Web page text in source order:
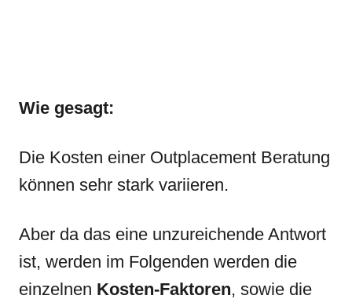
Wie gesagt:
Die Kosten einer Outplacement Beratung
können sehr stark variieren.
Aber da das eine unzureichende Antwort
ist, werden im Folgenden werden die
einzelnen Kosten-Faktoren, sowie die